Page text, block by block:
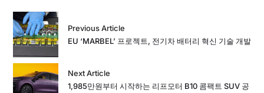
Previous Article
EU ‘MARBEL’ 프로젝트, 전기차 배터리 혁신 기술 개발
Next Article
1,985만원부터 시작하는 리프모터 B10 콤팩트 SUV 공